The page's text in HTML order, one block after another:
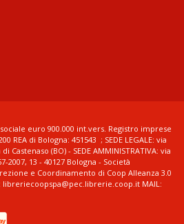
sociale euro 900.000 int.vers. Registro imprese
REA di Bologna: 451543 ; SEDE LEGALE: via
Castenaso (BO) - SEDE AMMINISTRATIVA: via
13 - 40127 Bologna - Società
e Coordinamento di Coop Alleanza 3.0
libreriecoopspa@pec.librerie.coop.it MAIL: